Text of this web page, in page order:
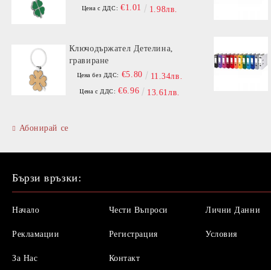
Цена с ДДС: €1.01 1.98лв.
Ключодържател Детелина,
гравиране
Цена без ДДС: €5.80 11.34лв.
Цена с ДДС: €6.96 13.61лв.
Абонирай се
Бързи връзки:
Начало
Рекламации
За Нас
Чести Въпроси
Регистрация
Контакт
Лични Данни
Условия